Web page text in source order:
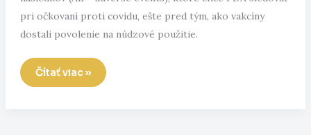
pri očkovaní proti covidu, ešte pred tým, ako vakcíny
dostali povolenie na núdzové použitie.
Náhody
Čítať viac »